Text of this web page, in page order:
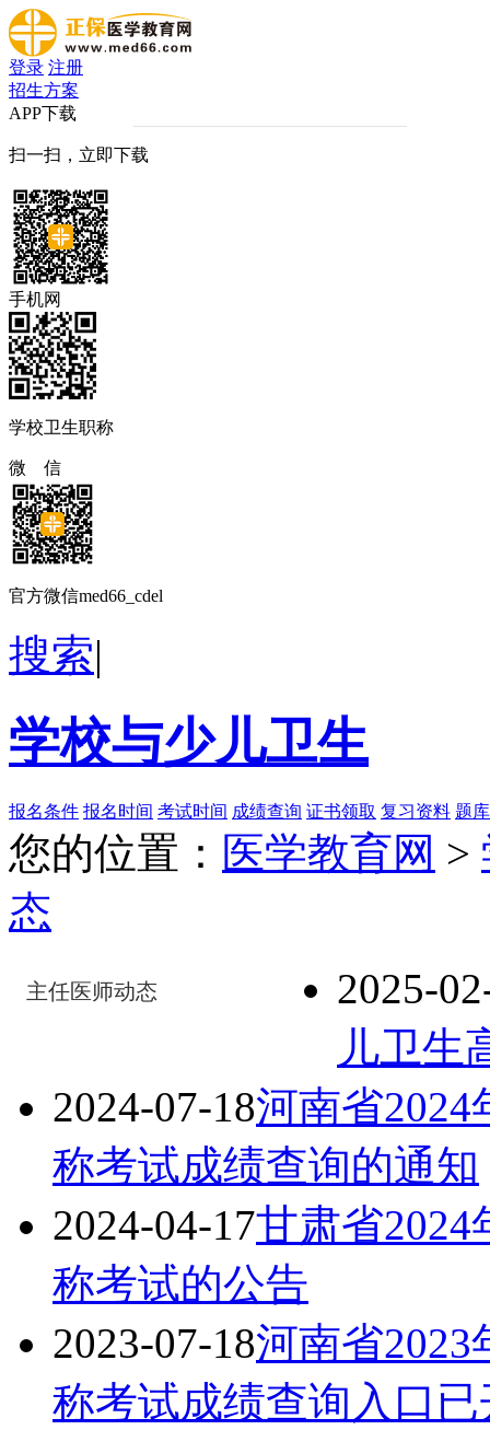
登录 注册
招生方案
APP下载
扫一扫，立即下载
手机网
学校卫生职称
微 信
官方微信med66_cdel
搜索|
学校与少儿卫生
报名条件 报名时间 考试时间 成绩查询 证书领取 复习资料 题
您的位置： 医学教育网 >
态
主任医师动态
2025-
儿卫生
2024-07-18河南省
称考试成绩查询的通知
2024-04-17甘肃省
称考试的公告
2023-07-18河南省
称考试成绩查询入口